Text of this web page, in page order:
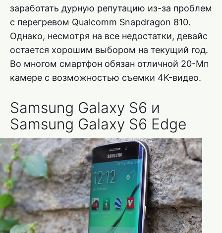
заработать дурную репутацию из-за проблем
с перегревом Qualcomm Snapdragon 810.
Однако, несмотря на все недостатки, девайс
остается хорошим выбором на текущий год.
Во многом смартфон обязан отличной 20-Мп
камере с возможностью съемки 4K-видео.
Samsung Galaxy S6 и
Samsung Galaxy S6 Edge